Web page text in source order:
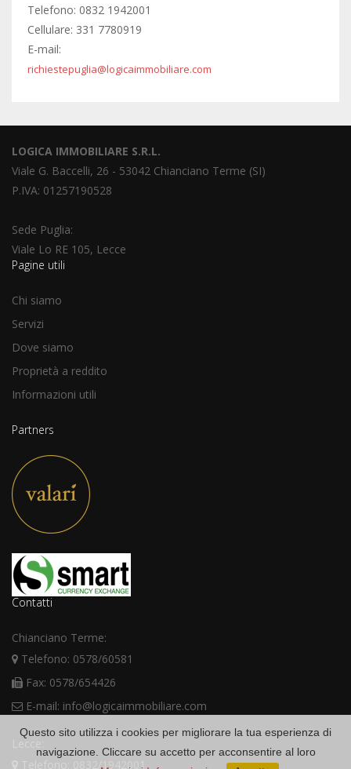
Telefono: 0832 1942001
Cellulare: 331 7780919
E-mail:
richiestepuglia@logicaimmobiliare.com
LOGICA IMMOBILIARE S.R.L.
Viale G. Baccelli, 26 - 53042 Chianciano Terme (SI)
P.IVA: 01257190528
Sede Puglia:
Viale Lo RE 105, Lecce
Pagine utili
Chi siamo
Servizi
Dove siamo
Proprietà a reddito
Informazioni utili
Partners
Contatti
Chianciano Terme:
Telefono: 0578/60581
Fax: 0578/654426
E-mail: info@logicaimmobiliare.com
Telefono: 0832/1942001
Questo sito utilizza i cookies per migliorare la tua esperienza di
navigazione. Cliccare su accetto per acconsentire al loro